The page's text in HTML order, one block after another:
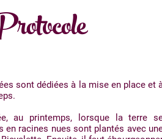
sont dédiées à la mise en place et
au printemps, lorsque la terre
en racines nues sont plantés avec